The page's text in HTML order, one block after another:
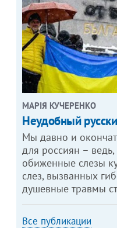
МАРІЯ КУЧЕРЕНКО
​Неудобный
Мы давно и
для россиян –
обиженные слезы
слез, вызванных
душевные травмы
Все публикации